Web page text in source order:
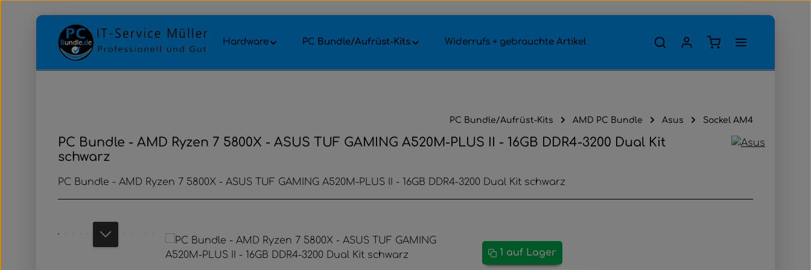
Zum Hauptinhalt springen
Zur Hauptnavigation springen
Hardware PC Bundle/Aufrüst-Kits Widerrufs + gebrauchte Artikel Warenkorb enthält
PC Bundle/Aufrüst-Kits AMD PC Bundle Asus Sockel AM4
PC Bundle - AMD Ryzen 7 5800X - ASUS TUF GAMING A520M-PLUS II - 16GB DDR4-3200 Dual Kit
schwarz
PC Bundle - AMD Ryzen 7 5800X - ASUS TUF GAMING A520M-PLUS II - 16GB DDR4-3200 Dual Kit schwarz
Bildergalerie überspringen
1 auf Lager